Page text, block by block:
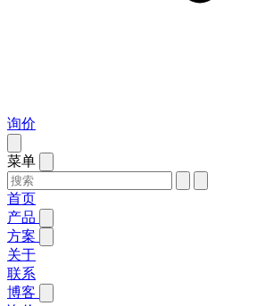
询价
菜单
首页
产品
方案
关于
联系
博客